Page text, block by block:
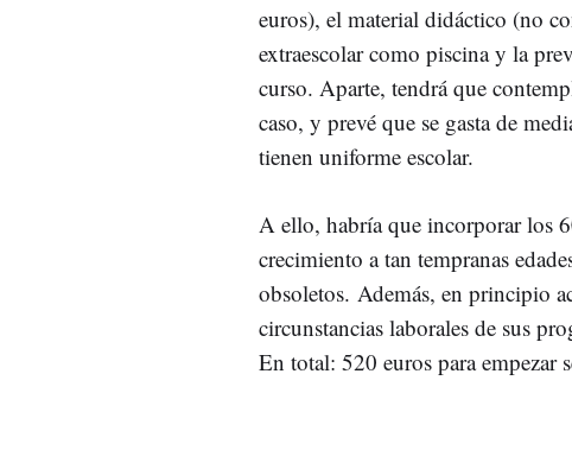
euros), el material didáctico (no
extraescolar como piscina y la
curso. Aparte, tendrá que
caso, y prevé que se gasta de
tienen uniforme escolar.
A ello, habría que incorporar los
crecimiento a tan tempranas
obsoletos. Además, en principio
circunstancias laborales de sus
En total: 520 euros para empezar